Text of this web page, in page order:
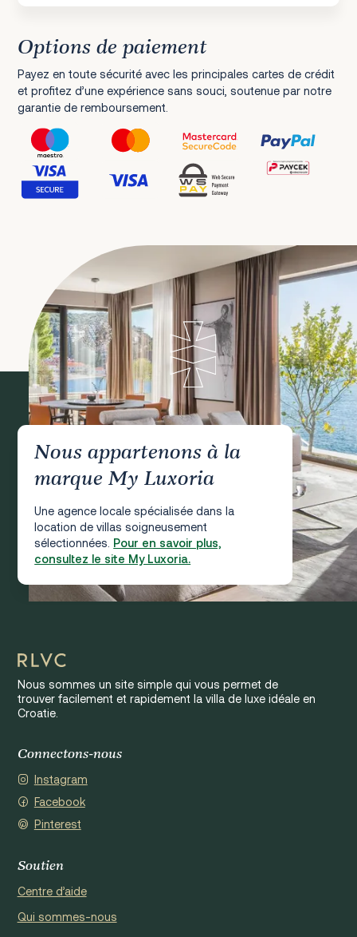
Options de paiement
Payez en toute sécurité avec les principales cartes de crédit
et profitez d’une expérience sans souci, soutenue par notre
garantie de remboursement.
Nous appartenons à la
marque My Luxoria
Une agence locale spécialisée dans la
location de villas soigneusement
sélectionnées. Pour en savoir plus,
consultez le site My Luxoria.
Nous sommes un site simple qui vous permet de
trouver facilement et rapidement la villa de luxe idéale en
Croatie.
Connectons-nous
Instagram
Facebook
Pinterest
Soutien
Centre d’aide
Qui sommes-nous